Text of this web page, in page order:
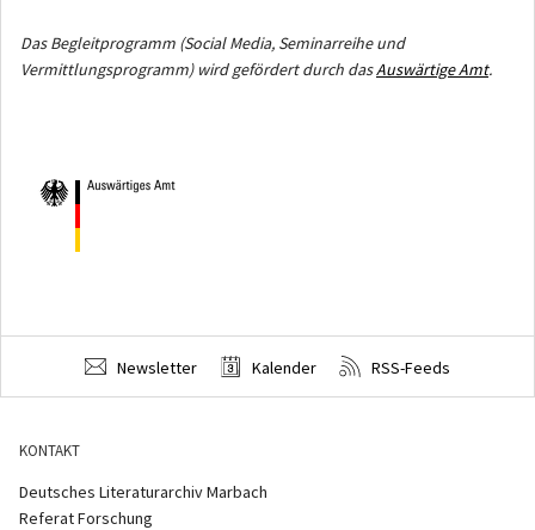
Das Begleitprogramm (Social Media, Seminarreihe und
Vermittlungsprogramm) wird gefördert durch dasAuswärtige Amt.
Newsletter Kalender RSS-Feeds
KONTAKT
Deutsches Literaturarchiv Marbach
Referat Forschung